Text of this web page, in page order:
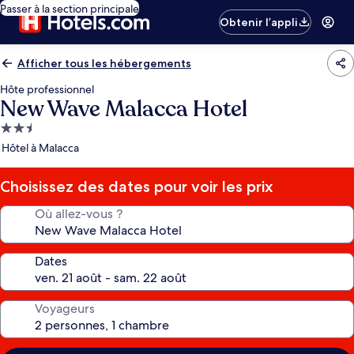
Passer à la section principale
Obtenir l’appli
Afficher tous les hébergements
Hôte professionnel
New Wave Malacca Hotel
Hébergement
2.5 étoiles
Hôtel à Malacca
Choisissez des dates pour voir les prix
Où allez-vous ?
Dates
Voyageurs